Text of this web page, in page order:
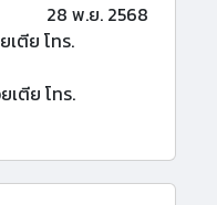
28 พ.ย. 2568
ตีย โทร.
ตีย โทร.